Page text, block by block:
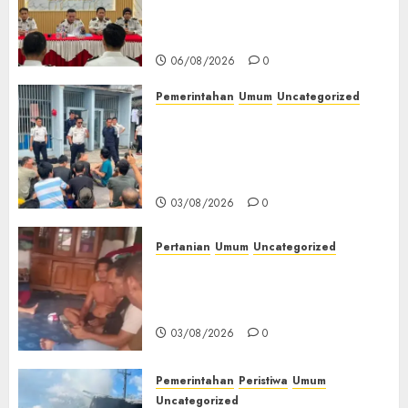
06/08/2026 0
Pemerintahan Umum Uncategorized
03/08/2026 0
Pertanian Umum Uncategorized
03/08/2026 0
Pemerintahan Peristiwa Umum
Uncategorized